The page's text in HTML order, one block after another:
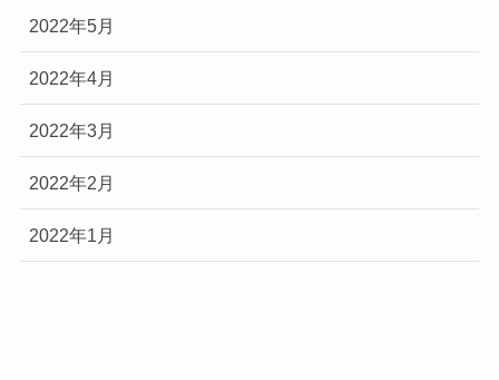
2022年5月
2022年4月
2022年3月
2022年2月
2022年1月